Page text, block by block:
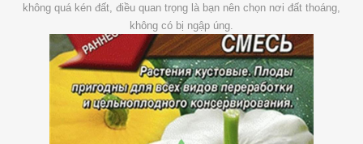
không quá kén đất, điều quan trọng là bạn nên chọn nơi đất thoáng,
không có bị ngập úng.